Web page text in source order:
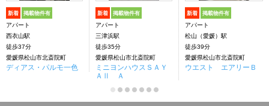
新着 掲載物件有
アパート
西衣山駅
徒歩37分
愛媛県松山市北斎院町
ディアス・パルモ一色
新着 掲載物件有
アパート
三津浜駅
徒歩35分
愛媛県松山市北斎院町
ミニヨンハウスＳＡＹ
ＡⅡ Ａ
新着 掲載物件有
アパート
松山（愛媛）駅
徒歩39分
愛媛県松山市北斎院町
ウエスト エアリーＢ